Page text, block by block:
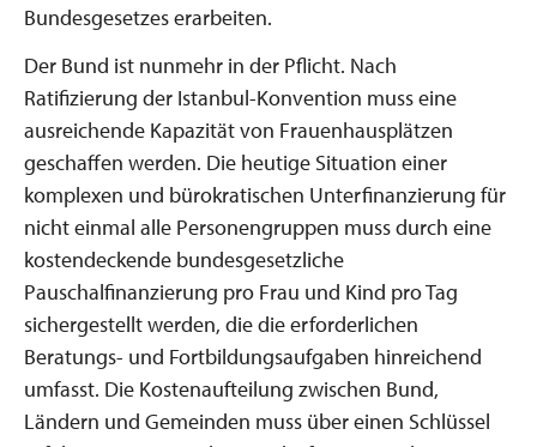
Bundesgesetzes erarbeiten.
Der Bund ist nunmehr in der Pflicht. Nach
Ratifizierung der Istanbul-Konvention muss eine
ausreichende Kapazität von Frauenhausplätzen
geschaffen werden. Die heutige Situation einer
komplexen und bürokratischen Unterfinanzierung für
nicht einmal alle Personengruppen muss durch eine
kostendeckende bundesgesetzliche
Pauschalfinanzierung pro Frau und Kind pro Tag
sichergestellt werden, die die erforderlichen
Beratungs- und Fortbildungsaufgaben hinreichend
umfasst. Die Kostenaufteilung zwischen Bund,
Ländern und Gemeinden muss über einen Schlüssel